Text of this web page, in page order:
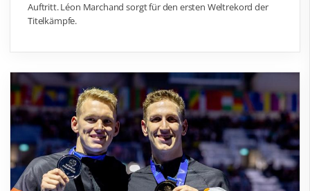
Auftritt. Léon Marchand sorgt für den ersten Weltrekord der
Titelkämpfe.